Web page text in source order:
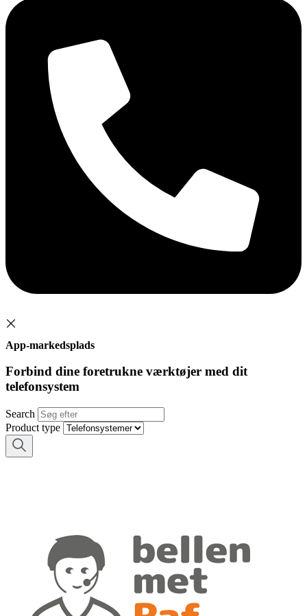
App-markedsplads
Forbind dine foretrukne værktøjer med dit
telefonsystem
Search
Product type